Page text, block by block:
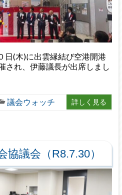
日(木)に出雲縁結び空港開港
され、伊藤議長が出席しまし
議会ウォッチ 詳しく見る
協議会（R8.7.30）